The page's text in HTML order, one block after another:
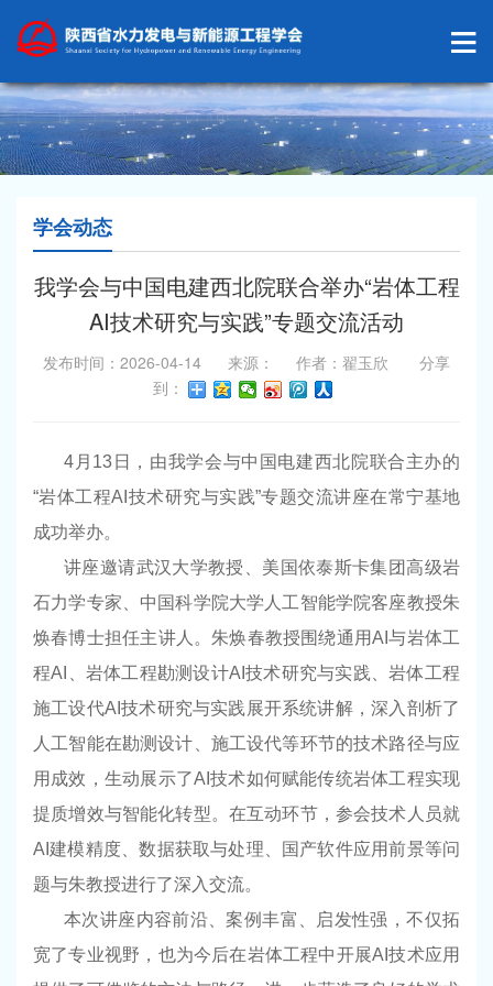
学会动态
我学会与中国电建西北院联合举办“岩体工程
AI技术研究与实践”专题交流活动
发布时间：2026-04-14 来源： 作者：翟玉欣 分享
到：
4 月 13 日，由我学会与中国电建西北院联合主办的
“岩体工程AI 技术研究与实践”专题交流讲座在常宁基地
成功举办。
讲座邀请武汉大学教授、美国依泰斯卡集团高级岩
石力学专家、中国科学院大学人工智能学院客座教授朱
焕春博士担任主讲人。朱焕春教授围绕通用AI与岩体工
程AI 、岩体工程勘测设计AI 技术研究与实践、岩体工程
施工设代AI 技术研究与实践展开系统讲解，深入剖析了
人工智能在勘测设计、施工设代等环节的技术路径与应
用成效，生动展示了AI 技术如何赋能传统岩体工程实现
提质增效与智能化转型。在互动环节，参会技术人员就
AI 建模精度、数据获取与处理、国产软件应用前景等问
题与朱教授进行了深入交流。
本次讲座内容前沿、案例丰富、启发性强，不仅拓
宽了专业视野，也为今后在岩体工程中开展AI技术应用